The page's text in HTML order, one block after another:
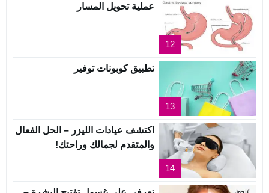
12
عملية تحويل المسار
13
تطبيق كوبونات توفير
14
اكتشف عيادات الليزر – الحل الفعال
والمتقدم لجمالك وراحتك!